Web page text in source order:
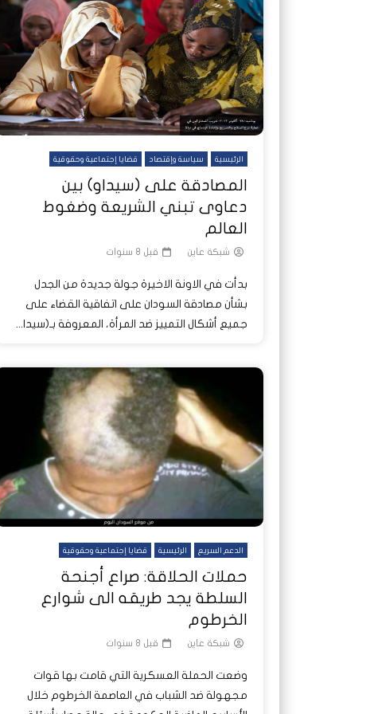
شاهد لاحقاً
عملتان وتطبيق مصرفي واحد.. كيف
تشظى النظام المصرفي في حرب
السودان؟
تصدر
ديون
شاهد لاحقاً
عملتان وتطبيق مصرفي واحد.. كيف
تشظى النظام المصرفي في حرب
السودان؟
هجمات
على خطوط
الرئيسية سياسة وإقتصاد قضايا إجتماعية وحقوقية
المصادقة على (سيداو) بين
دعاوى تبني الشريعة وضغوط
العالم
شبكة عاين قبل 8 سنوات
بدأت في الاونة الاخيرة جولة جديدة من الجدل
بشأن مصادقة السودان على اتفاقية القضاء على
جميع أشكال التمييز ضد المرأة، المعروفة بـ(سيدا...
الدعم السريع الرئيسية قضايا إجتماعية وحقوقية
حملات الحلاقة: صراع أجنحة
السلطة يجد طريقه الى شوارع
الخرطوم
شبكة عاين قبل 8 سنوات
وضعت الحملة العسكرية التي قامت بها قوات
مجهولة ضد الشباب في العاصمة الخرطوم خلال